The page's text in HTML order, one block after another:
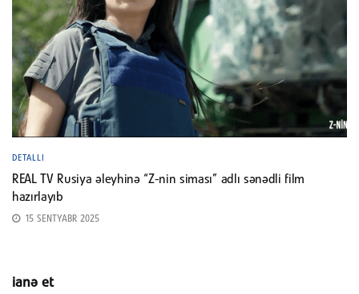
DETALLI
REAL TV Rusiya əleyhinə “Z-nin siması” adlı sənədli film
hazırlayıb
15 SENTYABR 2025
ianə et